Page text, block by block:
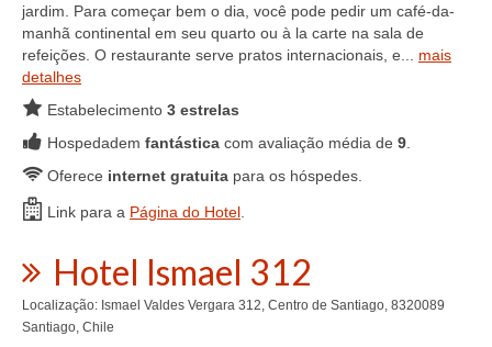
jardim. Para começar bem o dia, você pode pedir um café-da-
manhã continental em seu quarto ou à la carte na sala de
refeições. O restaurante serve pratos internacionais, e... mais
detalhes
Estabelecimento 3 estrelas
Hospedadem fantástica com avaliação média de 9
Oferece internet gratuita para os hóspedes.
Link para a Página do Hotel
Hotel Ismael 312
Localização: Ismael Valdes Vergara 312, Centro de Santiago, 8320089
Santiago, Chile